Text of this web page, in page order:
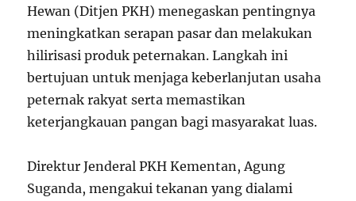
Hewan (Ditjen PKH) menegaskan pentingnya
meningkatkan serapan pasar dan melakukan
hilirisasi produk peternakan. Langkah ini
bertujuan untuk menjaga keberlanjutan usaha
peternak rakyat serta memastikan
keterjangkauan pangan bagi masyarakat luas.
Direktur Jenderal PKH Kementan, Agung
Suganda, mengakui tekanan yang dialami